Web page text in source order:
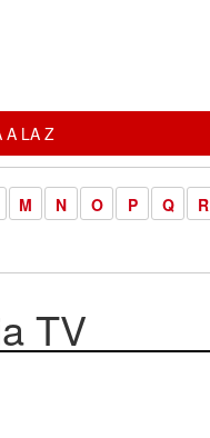
A LA Z
M N O P Q R
TV